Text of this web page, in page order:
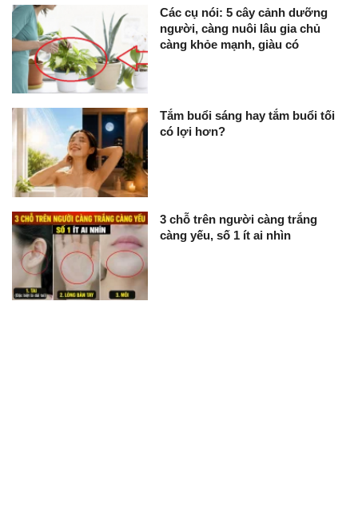
Các cụ nói: 5 cây cảnh dưỡng
người, càng nuôi lâu gia chủ
càng khỏe mạnh, giàu có
Tắm buổi sáng hay tắm buổi tối
có lợi hơn?
3 chỗ trên người càng trắng
càng yếu, số 1 ít ai nhìn